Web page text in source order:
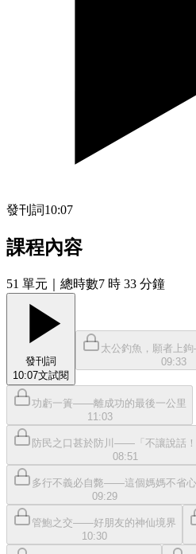
發刊詞10:07
課程內容
51 單元 ｜總時數7 時 33 分鐘
發刊詞
10:07文試閱
太公釣魚，願者上
09:33
功虧一簣——離成功的最後一公里
11:03
防民之口甚於防川——「不讓說話
08:51
多行不義必自斃——這個媽媽不省心
09:29
管鮑之交——好朋友的神仙境界
10:30